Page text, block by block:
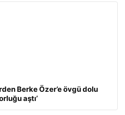
Berke Özer’e övgü dolu
aştı’